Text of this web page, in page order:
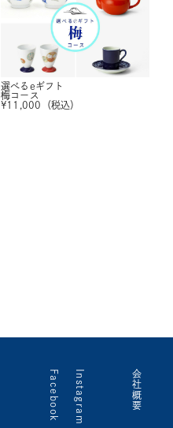
選べるeギフト
梅コース
¥11,000 （税込）
会社概要
Instagram
Facebook